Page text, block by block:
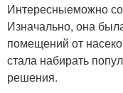
Интересныеможно
Изначально, она
помещений от
стала набирать
решения.